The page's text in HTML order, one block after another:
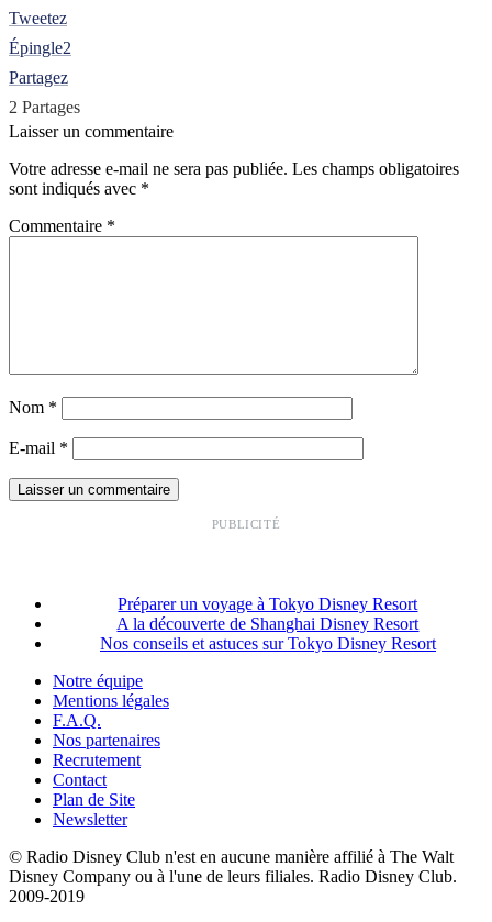
Tweetez
Épingle2
Partagez
2 Partages
Laisser un commentaire
Votre adresse e-mail ne sera pas publiée. Les champs obligatoires
sont indiqués avec *
Commentaire *
Nom *
E-mail *
PUBLICITÉ
Préparer un voyage à Tokyo Disney Resort
A la découverte de Shanghai Disney Resort
Nos conseils et astuces sur Tokyo Disney Resort
Notre équipe
Mentions légales
F.A.Q.
Nos partenaires
Recrutement
Contact
Plan de Site
Newsletter
© Radio Disney Club n'est en aucune manière affilié à The Walt
Disney Company ou à l'une de leurs filiales. Radio Disney Club.
2009-2019